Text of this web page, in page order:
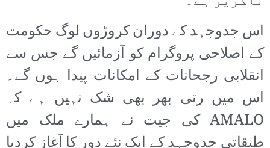
اس جدوجہد کے دوران کروڑوں لوگ حکومت
کے اصلاحی پروگرام کو آزمائیں گے جس سے
انقلابی رجحانات کے امکانات پیدا ہوں گے۔
اس میں رتی بھر بھی شک نہیں ہے کہ
AMALO کی جیت نے ہمارے ملک میں